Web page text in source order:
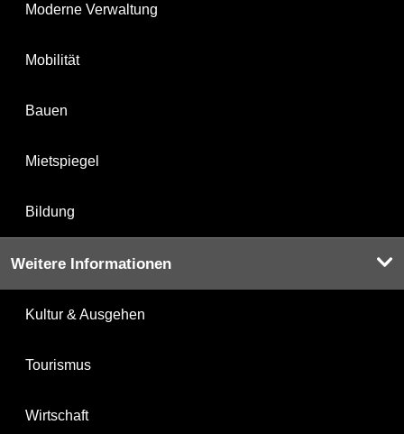
Moderne Verwaltung
Mobilität
Bauen
Mietspiegel
Bildung
Weitere Informationen
Kultur & Ausgehen
Tourismus
Wirtschaft